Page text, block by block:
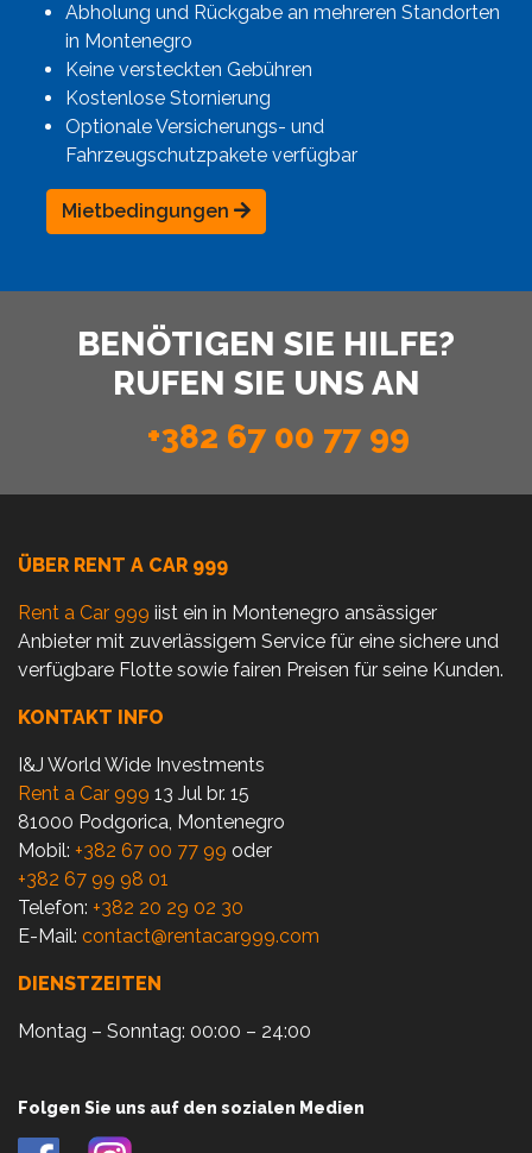
Abholung und Rückgabe an mehreren Standorten
in Montenegro
Keine versteckten Gebühren
Kostenlose Stornierung
Optionale Versicherungs- und
Fahrzeugschutzpakete verfügbar
Mietbedingungen
BENÖTIGEN SIE HILFE?
RUFEN SIE UNS AN
+382 67 00 77 99
ÜBER RENT A CAR 999
Rent a Car 999 iist ein in Montenegro ansässiger
Anbieter mit zuverlässigem Service für eine sichere und
verfügbare Flotte sowie fairen Preisen für seine Kunden.
KONTAKT INFO
I&J World Wide Investments
Rent a Car 999 13 Jul br. 15
81000 Podgorica, Montenegro
Mobil: +382 67 00 77 99 oder
+382 67 99 98 01
Telefon: +382 20 29 02 30
E-Mail: contact@rentacar999.com
DIENSTZEITEN
Montag – Sonntag: 00:00 – 24:00
Folgen Sie uns auf den sozialen Medien